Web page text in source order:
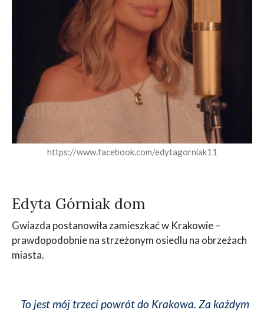
https://www.facebook.com/edytagorniak11
Edyta Górniak dom
Gwiazda postanowiła zamieszkać w Krakowie –
prawdopodobnie na strzeżonym osiedlu na obrzeżach
miasta.
To jest mój trzeci powrót do Krakowa. Za każdym